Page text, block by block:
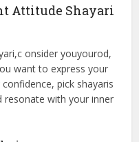
in Hindi on websites,
that focus on Hindi
like love,
Attitude Shayari